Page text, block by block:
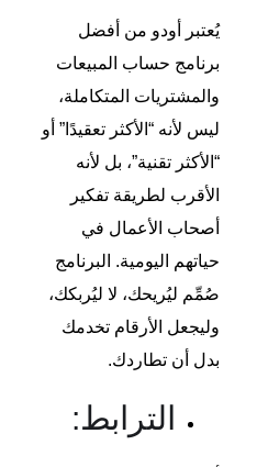
يُعتبر أودو من أفضل
برنامج حساب المبيعات
والمشتريات المتكاملة،
ليس لأنه “الأكثر تعقيدًا” أو
“الأكثر تقنية”، بل لأنه
الأقرب لطريقة تفكير
أصحاب الأعمال في
حياتهم اليومية. البرنامج
صُمِّم ليُريحك، لا ليُربكك،
وليجعل الأرقام تخدمك
بدل أن تطاردك.
الترابط: